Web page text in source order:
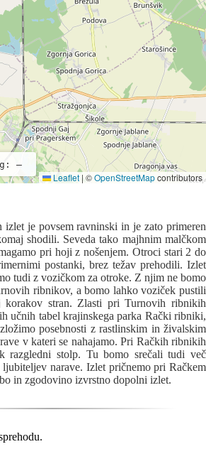
–
Leaflet | ©OpenStreetMapcontributors
izlet je povsem ravninski in je zato primeren
shodili. Seveda tako majhnim malčkom
pri hoji z nošenjem. Otroci stari 2 do
postanki, brez težav prehodili. Izlet
tudi z vozičkom za otroke. Z njim ne bomo
ribnikov, a bomo lahko voziček pustili
korakov stran. Zlasti pri Turnovih ribnikih
učnih tabel krajinskega parka Rački ribniki,
posebnosti z rastlinskim in živalskim
v kateri se nahajamo. Pri Račkih ribnikih
razgledni stolp. Tu bomo srečali tudi več
ljubiteljev narave. Izlet pričnemo pri Račkem
in zgodovino izvrstno dopolni izlet.